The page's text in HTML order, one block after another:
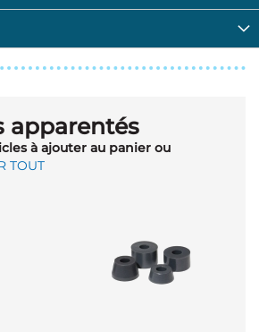
apparentés
à ajouter au panier ou
TOUT